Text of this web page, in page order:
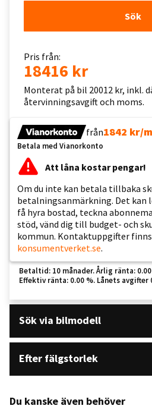
Sök
Pris från:
18416 kr
Monterat på bil 20012 kr, inkl.
återvinningsavgift och moms.
från1842 kr/
Betala med Vianorkonto
Att låna kostar pengar!
Om du inte kan betala tillbaka
betalningsanmärkning. Det
få hyra bostad, teckna
stöd, vänd dig till budget- och
kommun. Kontaktuppgifter
konsumentverket.se.
Betaltid: 10 månader. Årlig ränta:
Effektiv ränta: 0.00 %. Lånets
Sök via bilmodell
Efter fälgstorlek
Du kanske även behöver